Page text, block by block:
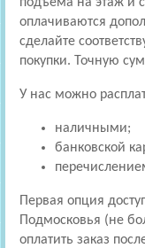
оплачиваются
сделайте
покупки. Точную
У нас можно
наличными;
банковской
Первая опция
Подмосковья (не
оплатить заказ